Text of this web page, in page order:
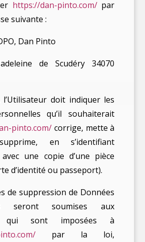
https://dan-pinto.com/par
suivante :
Dan Pinto
de Scudéry 34070
l’Utilisateur doit indiquer les
qu’il souhaiterait
pinto.com/ corrige, mette à
en s’identifiant
une copie d’une pièce
d’identité ou passeport).
de suppression de Données
seront soumises aux
qui sont imposées à
par la loi,